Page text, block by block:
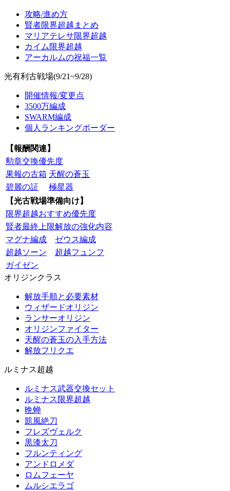
攻略/進め方
賢者限界超越まとめ
マリアテレサ限界超越
カイム限界超越
アーカルムの祝福一覧
光有利古戦場(9/21~9/28)
開催情報/変更点
3500万編成
SWARM編成
個人ランキングボーダー
【報酬関連】
勲章交換優先度
果報の古箱 天醒の蒼玉
碧麗の証
極星器
【光古戦場準備向け】
限界超越おすすめ優先度
賢者最終上限解放の強化内容
マグナ編成
ゼウス編成
超越ソーン
超越フュンフ
ガイゼン
オリジンクラス
解放手順と必要素材
ウィザードオリジン
ランサーオリジン
オリジンファイター
天醒の蒼玉の入手方法
解放フリクエ
ルミナス超越
ルミナス武器交換セット
ルミナス限界超越
晩蝉
凱風絶刀
フレズヴェルク
黒漆太刀
フルンティング
アンドロメダ
ロムフェーヤ
ムルシエラゴ